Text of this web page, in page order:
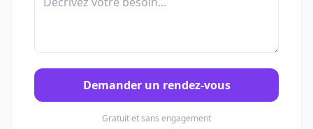
Demander un rendez-vous
Gratuit et sans engagement